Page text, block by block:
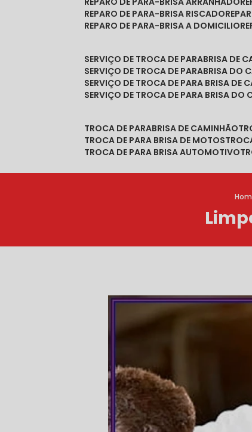
REPARO DE PARA-BRISA RISCADO
REPARO DE PARA-BRISA A DOMICILIO
SERVIÇO DE TROCA DE PARABRISA DE
SERVIÇO DE TROCA DE PARABRISA DO
SERVIÇO DE TROCA DE PARA BRISA DE
SERVIÇO DE TROCA DE PARA BRISA DO
TROCA DE PARABRISA DE CAMINHÃO
TROCA DE PARA BRISA DE MOTOS
TROCA DE PARA BRISA AUTOMOTIVO